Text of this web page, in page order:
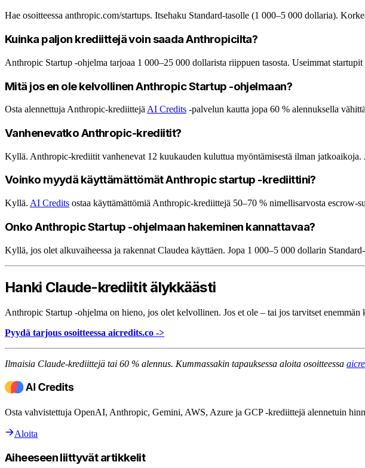
Hae osoitteessa anthropic.com/startups. Itsehaku Standard-tasolle (1 000–5 000 dollaria).
Kuinka paljon krediittejä voin saada Anthropicilta?
Anthropic Startup -ohjelma tarjoaa 1 000–25 000 dollarista riippuen tasosta. Useimmat
Mitä jos en ole kelvollinen Anthropic Startup -ohjelmaan?
Osta alennettuja Anthropic-krediittejä AI Credits -palvelun kautta jopa 60 % alennuksella
Vanhenevatko Anthropic-krediitit?
Kyllä. Anthropic-krediitit vanhenevat 12 kuukauden kuluttua myöntämisestä ilman
Voinko myydä käyttämättömät Anthropic startup -krediittini?
Kyllä. AI Credits ostaa käyttämättömiä Anthropic-krediittejä 50–70 % nimellisarvosta
Onko Anthropic Startup -ohjelmaan hakeminen kannattavaa?
Kyllä, jos olet alkuvaiheessa ja rakennat Claudea käyttäen. Jopa 1 000–5 000 dollarin
Hanki Claude-krediitit älykkäästi
Anthropic Startup -ohjelma on hieno, jos olet kelvollinen. Jos et ole – tai jos tarvitset enemmän
Pyydä tarjous osoitteessa aicredits.co ->
Ilmaisia Claude-krediittejä tai 60 % alennus. Kummassakin tapauksessa aloita osoitteessa
Osta vahvistettuja OpenAI, Anthropic, Gemini, AWS, Azure ja GCP -krediittejä alennetuin
Aloita
Aiheeseen liittyvät artikkelit